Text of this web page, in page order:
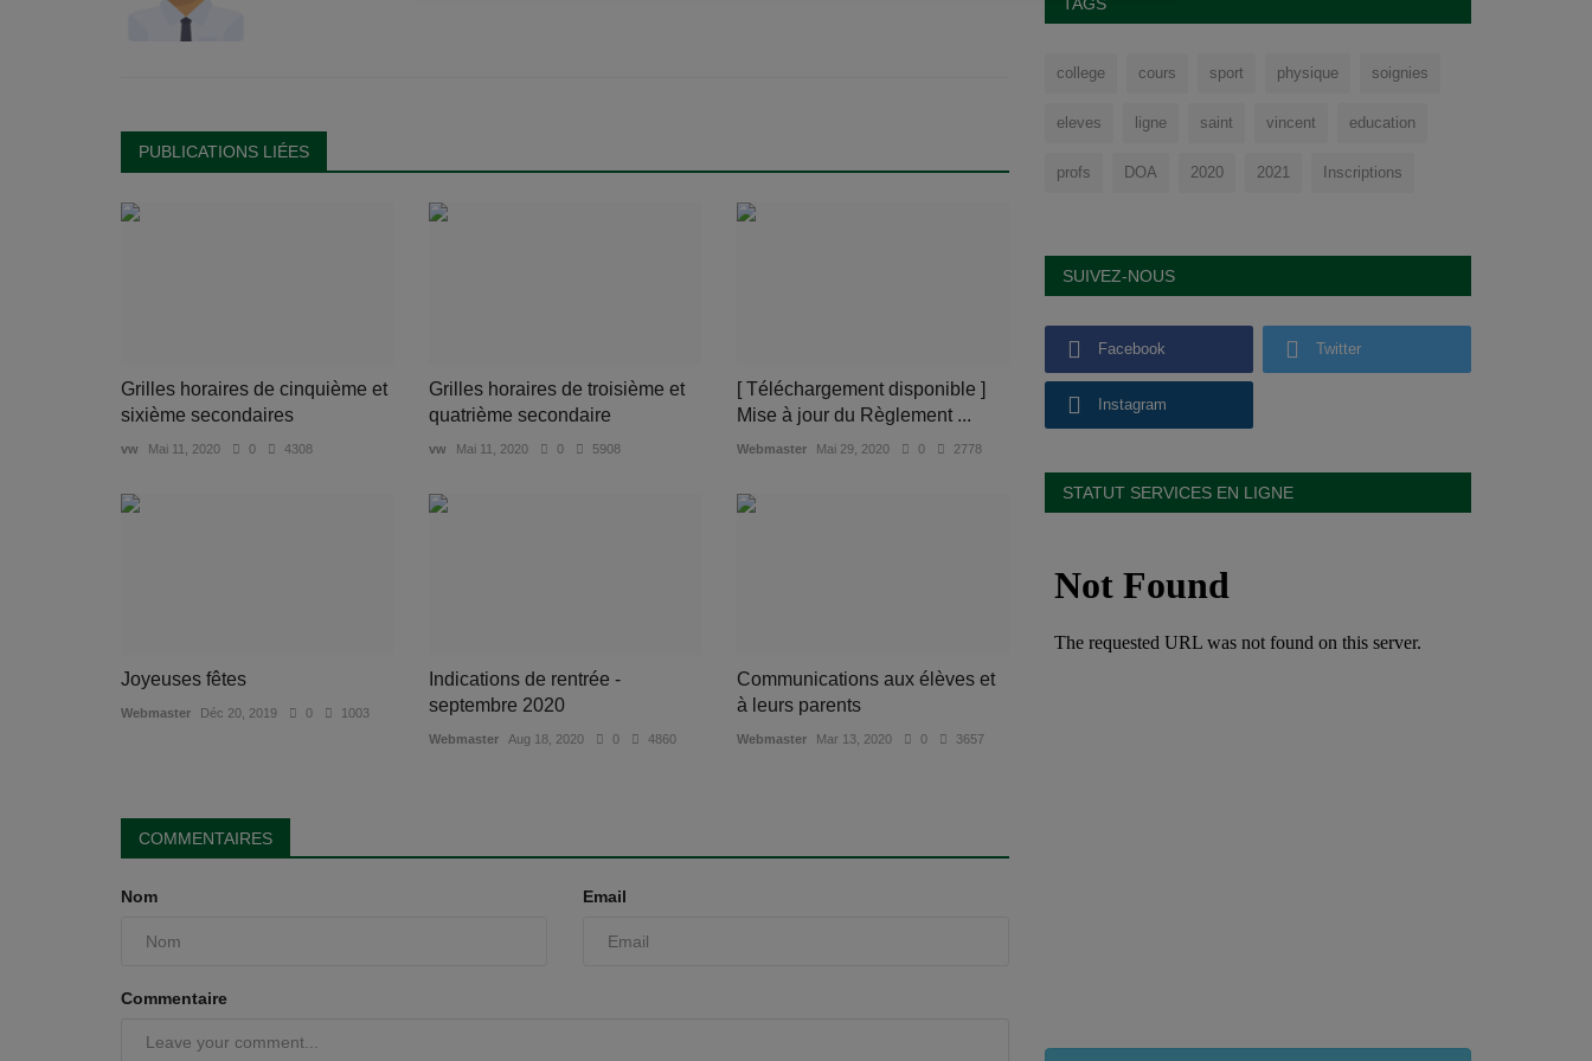
PUBLICATIONS LIÉES
Grilles horaires de cinquième et
sixième secondaires
vw Mai 11, 2020 0 4308
Grilles horaires de troisième et
quatrième secondaire
vw Mai 11, 2020 0 5908
[ Téléchargement disponible ]
Mise à jour du Règlement ...
Webmaster Mai 29, 2020 0 2778
Joyeuses fêtes
Webmaster Déc 20, 2019 0 1003
Indications de rentrée -
septembre 2020
Webmaster Aug 18, 2020 0 4860
Communications aux élèves et
à leurs parents
Webmaster Mar 13, 2020 0 3657
COMMENTAIRES
Nom Email
Commentaire
TAGS
college cours sport physique soignies
eleves ligne saint vincent education
profs DOA 2020 2021 Inscriptions
SUIVEZ-NOUS
Facebook Twitter
Instagram
STATUT SERVICES EN LIGNE